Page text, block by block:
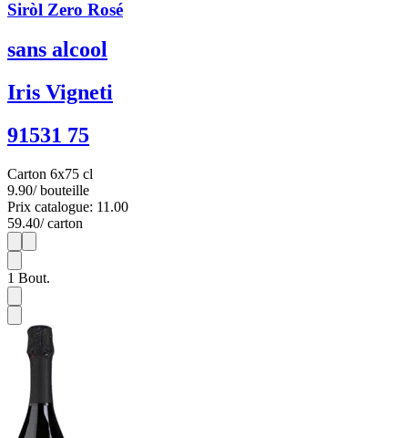
Siròl Zero Rosé
sans alcool
Iris Vigneti
91531 75
Carton 6x75 cl
9.90/ bouteille
Prix catalogue: 11.00
59.40/ carton
1
1 Bout.